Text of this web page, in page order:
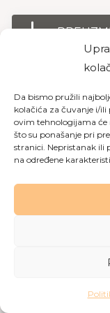
Da bismo pružili
kolačića za čuvanje i/
ovim tehnologijama
što su ponašanje pri
stranici. Nepristanak ili
na određene
Copyright ©